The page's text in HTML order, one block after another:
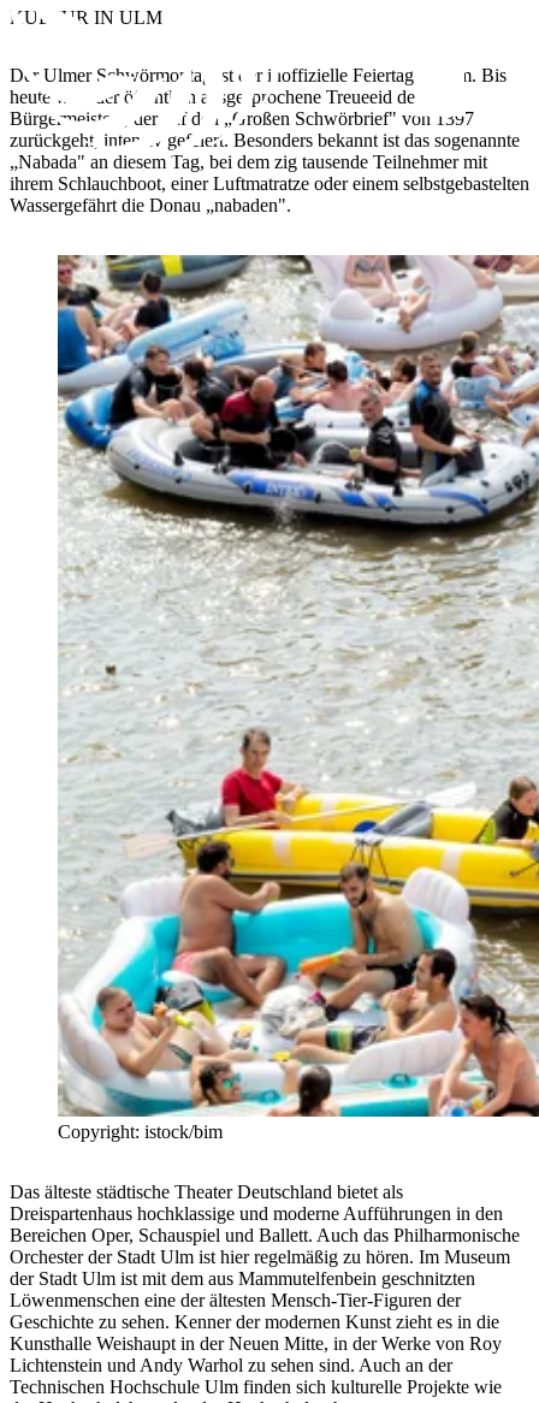
KULTUR IN ULM
Der Ulmer Schwörmontag ist der inoffizielle Feiertag in Ulm. Bis
heute wird der öffentlich ausgesprochene Treueeid des
Bürgermeisters, der auf den „Großen Schwörbrief" von 1397
zurückgeht, intensiv gefeiert. Besonders bekannt ist das sogenannte
„Nabada" an diesem Tag, bei dem zig tausende Teilnehmer mit
ihrem Schlauchboot, einer Luftmatratze oder einem selbstgebastelten
Wassergefährt die Donau „nabaden".
Copyright: istock/bim
Das älteste städtische Theater Deutschland bietet als
Dreispartenhaus hochklassige und moderne Aufführungen in den
Bereichen Oper, Schauspiel und Ballett. Auch das Philharmonische
Orchester der Stadt Ulm ist hier regelmäßig zu hören. Im Museum
der Stadt Ulm ist mit dem aus Mammutelfenbein geschnitzten
Löwenmenschen eine der ältesten Mensch-Tier-Figuren der
Geschichte zu sehen. Kenner der modernen Kunst zieht es in die
Kunsthalle Weishaupt in der Neuen Mitte, in der Werke von Roy
Lichtenstein und Andy Warhol zu sehen sind. Auch an der
Technischen Hochschule Ulm finden sich kulturelle Projekte wie